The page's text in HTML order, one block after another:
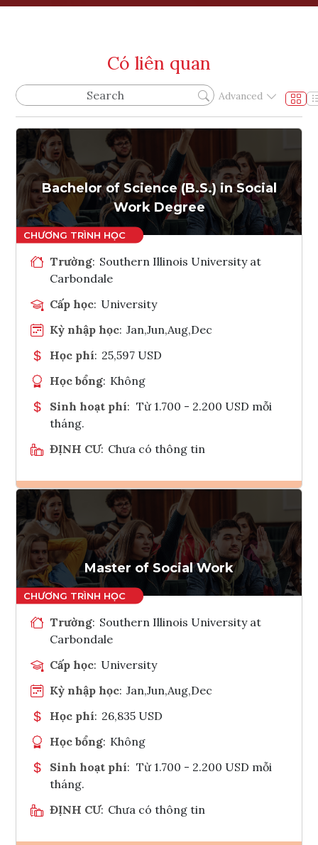
Có liên quan
Advanced
Bachelor of Science (B.S.) in Social
Work Degree
Trường: Southern Illinois University at
Carbondale
Cấp học: University
Kỳ nhập học: Jan,Jun,Aug,Dec
Học phí: 25,597 USD
Học bổng: Không
Sinh hoạt phí: Từ 1.700 - 2.200 USD mỗi
tháng.
ĐỊNH CƯ: Chưa có thông tin
Ghi danh
Tham vấn Interlink
Master of Social Work
Trường: Southern Illinois University at
Carbondale
Cấp học: University
Kỳ nhập học: Jan,Jun,Aug,Dec
Học phí: 26,835 USD
Học bổng: Không
Sinh hoạt phí: Từ 1.700 - 2.200 USD mỗi
tháng.
ĐỊNH CƯ: Chưa có thông tin